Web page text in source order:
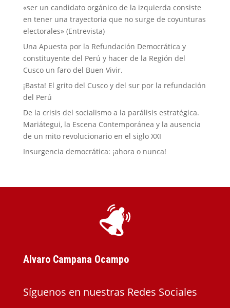
«ser un candidato orgánico de la izquierda consiste
en tener una trayectoria que no surge de coyunturas
electorales» (Entrevista)
Una Apuesta por la Refundación Democrática y
constituyente del Perú y hacer de la Región del
Cusco un faro del Buen Vivir.
¡Basta! El grito del Cusco y del sur por la refundación
del Perú
De la crisis del socialismo a la parálisis estratégica.
Mariátegui, la Escena Contemporánea y la ausencia
de un mito revolucionario en el siglo XXI
Insurgencia democrática: ¡ahora o nunca!
Alvaro Campana Ocampo
Síguenos en nuestras Redes Sociales